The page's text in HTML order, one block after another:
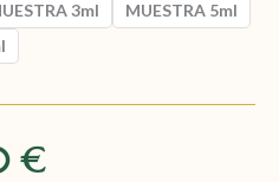
3ml
MUESTRA 5ml
€